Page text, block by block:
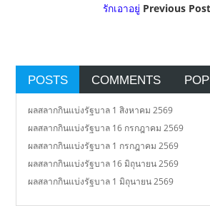
รักเอาอยู่ Previous
POSTS COMMENTS
ผลสลากกินแบ่งรัฐบาล 1 สิงหาคม 2569
ผลสลากกินแบ่งรัฐบาล 16 กรกฎาคม 2569
ผลสลากกินแบ่งรัฐบาล 1 กรกฎาคม 2569
ผลสลากกินแบ่งรัฐบาล 16 มิถุนายน 2569
ผลสลากกินแบ่งรัฐบาล 1 มิถุนายน 2569